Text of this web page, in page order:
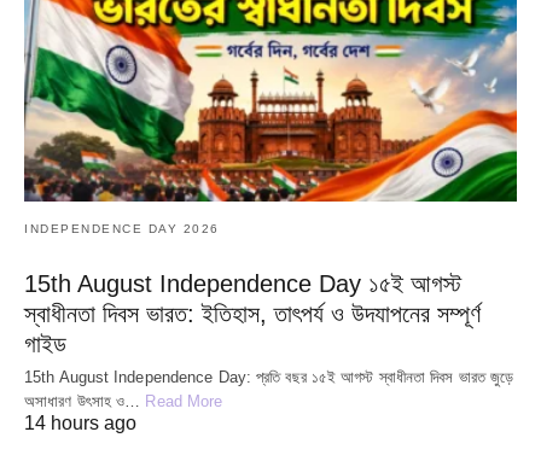
INDEPENDENCE DAY 2026
15th August Independence Day ১৫ই আগস্ট
স্বাধীনতা দিবস ভারত: ইতিহাস, তাৎপর্য ও উদযাপনের সম্পূর্ণ
গাইড
15th August Independence Day: প্রতি বছর ১৫ই আগস্ট স্বাধীনতা দিবস ভারত জুড়ে
অসাধারণ উৎসাহ ও… Read More
14 hours ago